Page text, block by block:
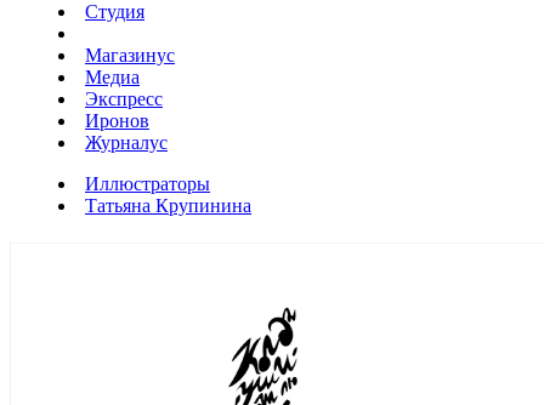
Студия
Магазинус
Медиа
Экспресс
Иронов
Журналус
Иллюстраторы
Татьяна Крупинина